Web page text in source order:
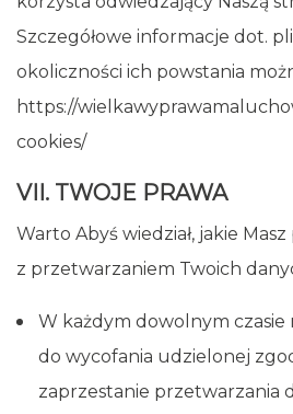
Szczegółowe informacje dot.
okoliczności ich powstania
https://
cookies/
VII. TWOJE PRAWA
Warto Abyś wiedział, jakie
z przetwarzaniem Twoich
W każdym dowolnym czasie
do wycofania udzielonej
zaprzestanie przetwarzania